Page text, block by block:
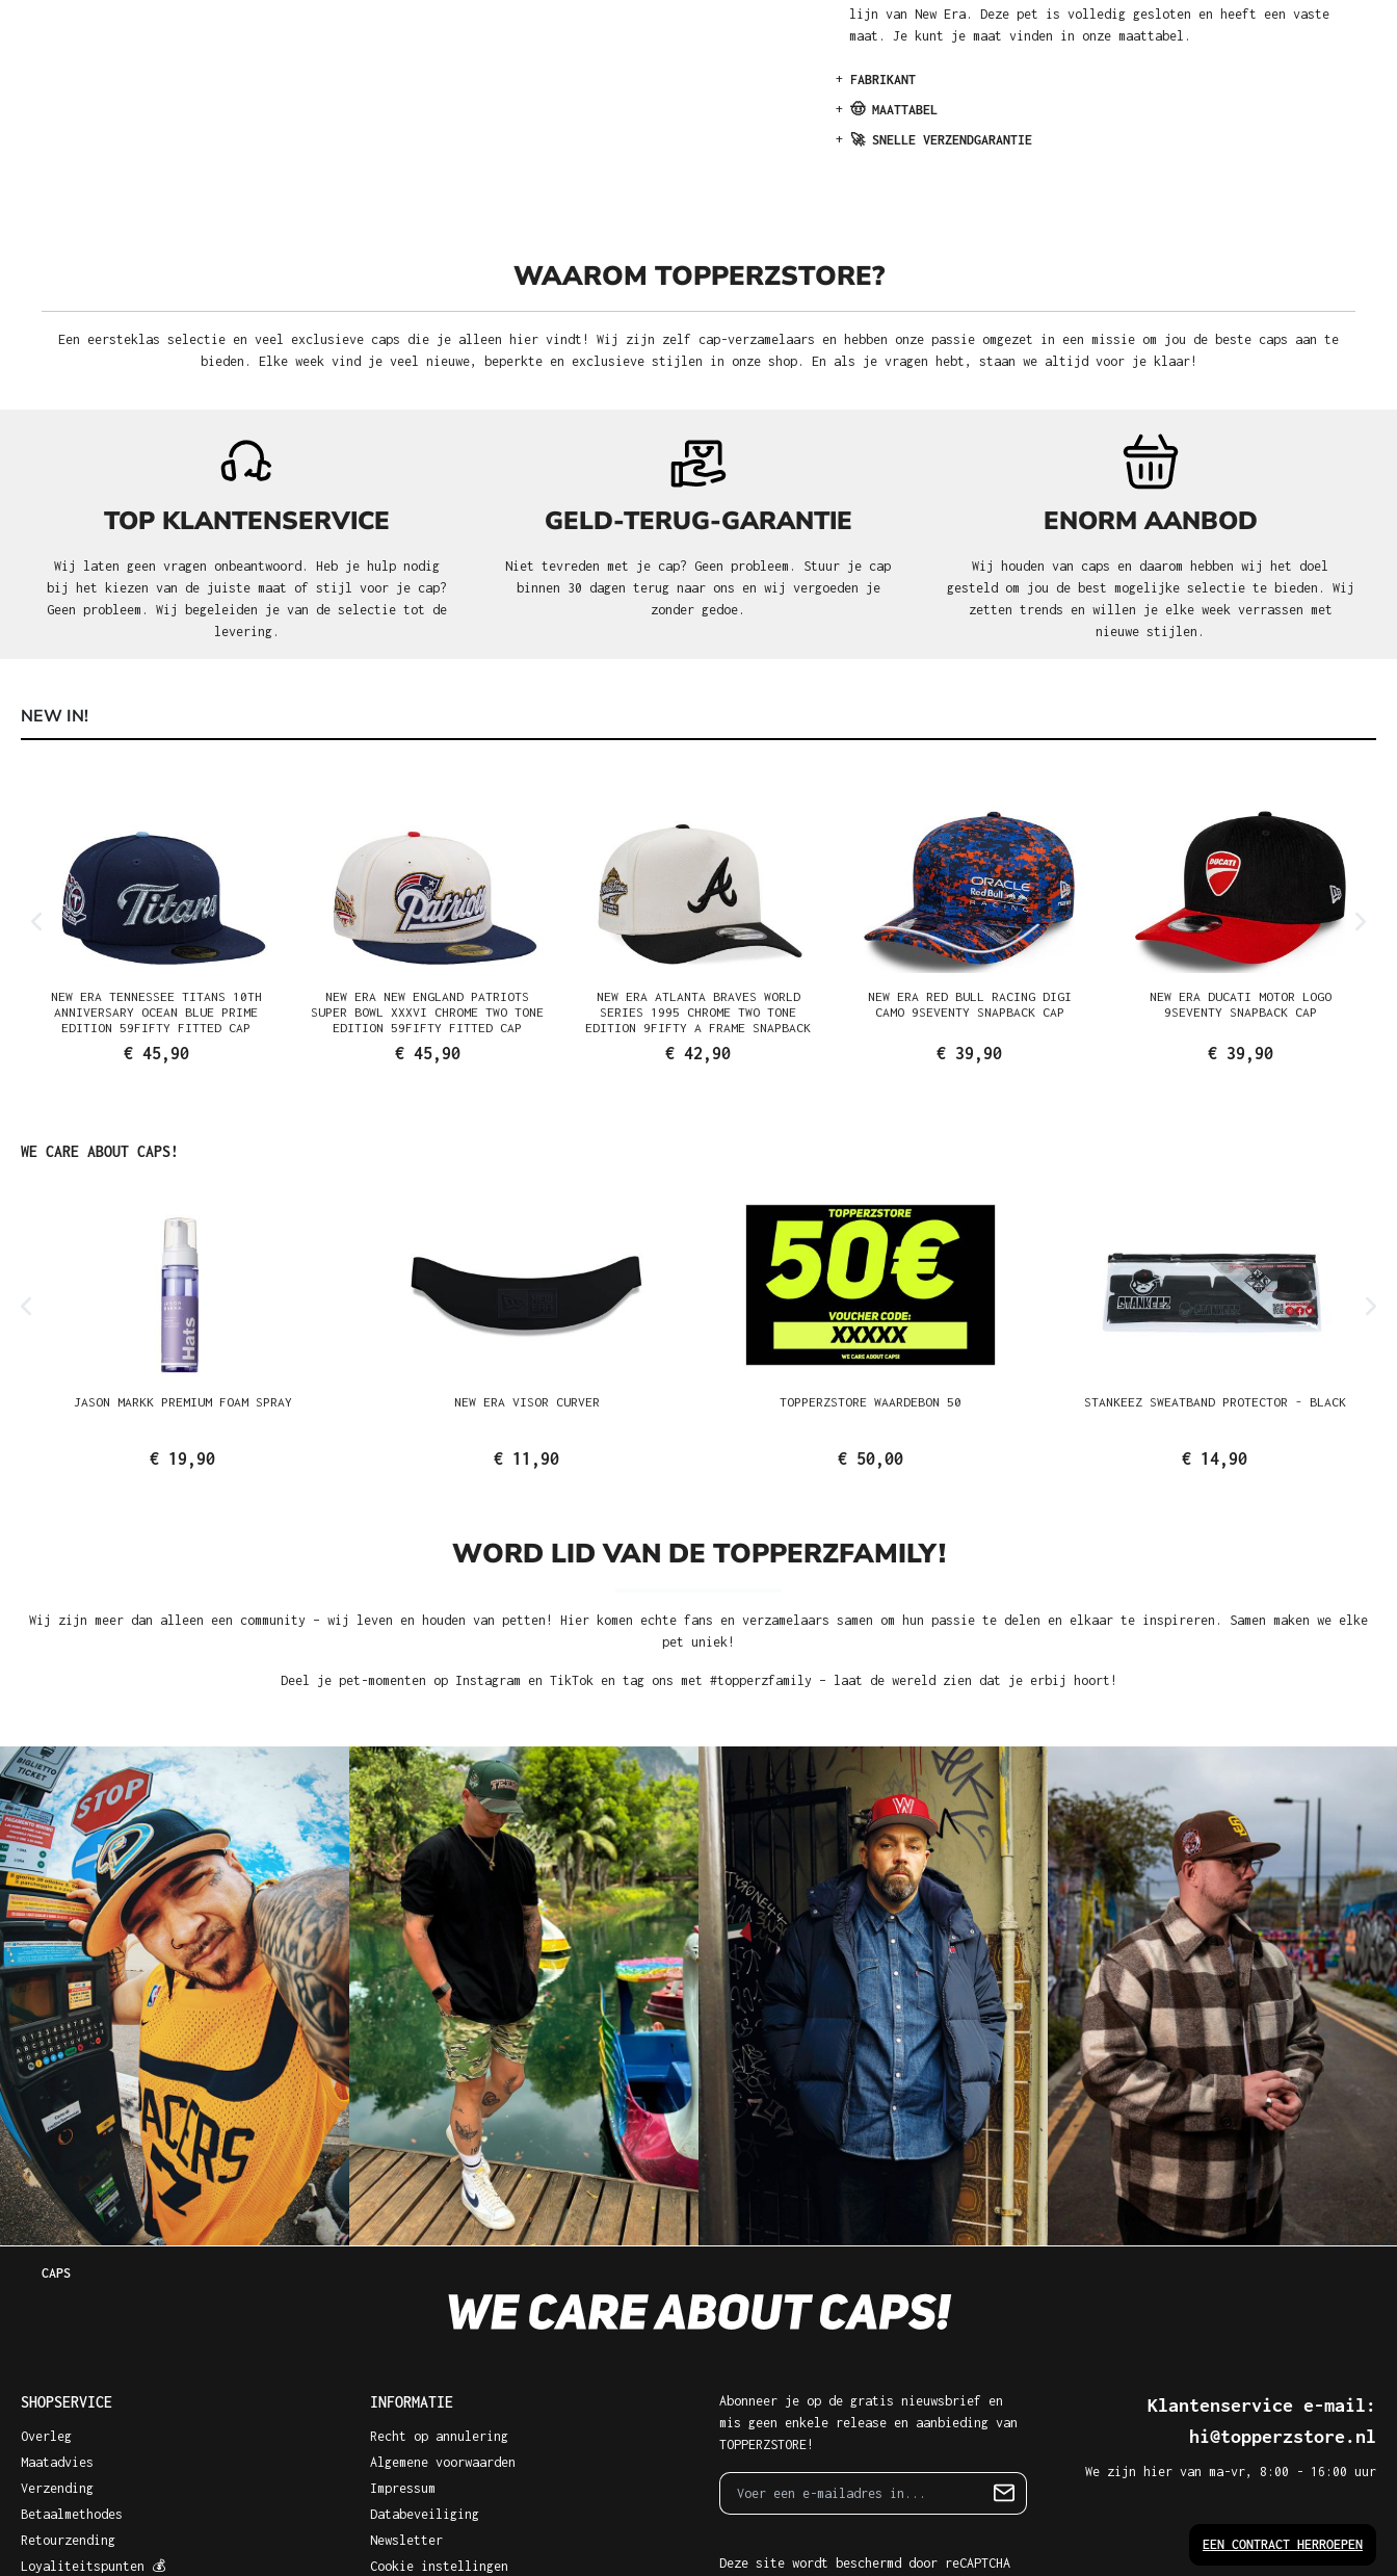
lijn van New Era. Deze pet is volledig gesloten en heeft een vaste
maat. Je kunt je maat vinden in onze maattabel.
+ FABRIKANT
+ 🤠 MAATTABEL
+ 🚀 SNELLE VERZENDGARANTIE
WAAROM TOPPERZSTORE?
Een eersteklas selectie en veel exclusieve caps die je alleen hier vindt! Wij zijn zelf cap-verzamelaars en hebben onze passie omgezet in een missie om jou de beste caps aan te
bieden. Elke week vind je veel nieuwe, beperkte en exclusieve stijlen in onze shop. En als je vragen hebt, staan we altijd voor je klaar!
TOP KLANTENSERVICE
Wij laten geen vragen onbeantwoord. Heb je hulp nodig
bij het kiezen van de juiste maat of stijl voor je cap?
Geen probleem. Wij begeleiden je van de selectie tot de
levering.
GELD-TERUG-GARANTIE
Niet tevreden met je cap? Geen probleem. Stuur je cap
binnen 30 dagen terug naar ons en wij vergoeden je
zonder gedoe.
ENORM AANBOD
Wij houden van caps en daarom hebben wij het doel
gesteld om jou de best mogelijke selectie te bieden. Wij
zetten trends en willen je elke week verrassen met
nieuwe stijlen.
NEW IN!
NEW ERA TENNESSEE TITANS 10TH
ANNIVERSARY OCEAN BLUE PRIME
EDITION 59FIFTY FITTED CAP
€ 45,90
NEW ERA NEW ENGLAND PATRIOTS
SUPER BOWL XXXVI CHROME TWO TONE
EDITION 59FIFTY FITTED CAP
€ 45,90
NEW ERA ATLANTA BRAVES WORLD
SERIES 1995 CHROME TWO TONE
EDITION 9FIFTY A FRAME SNAPBACK
CAP
€ 42,90
NEW ERA RED BULL RACING DIGI
CAMO 9SEVENTY SNAPBACK CAP
€ 39,90
NEW ERA DUCATI MOTOR LOGO
9SEVENTY SNAPBACK CAP
€ 39,90
Productgalerij overslaan
WE CARE ABOUT CAPS!
JASON MARKK PREMIUM FOAM SPRAY
€ 19,90
NEW ERA VISOR CURVER
€ 11,90
TOPPERZSTORE WAARDEBON 50
€ 50,00
STANKEEZ SWEATBAND PROTECTOR - BLACK
€ 14,90
WORD LID VAN DE TOPPERZFAMILY!
Wij zijn meer dan alleen een community – wij leven en houden van petten! Hier komen echte fans en verzamelaars samen om hun passie te delen en elkaar te inspireren. Samen maken we elke
pet uniek!
Deel je pet-momenten op Instagram en TikTok en tag ons met #topperzfamily – laat de wereld zien dat je erbij hoort!
CAPS
SHOPSERVICE
Overleg
Maatadvies
Verzending
Betaalmethodes
Retourzending
Loyaliteitspunten 💰
INFORMATIE
Recht op annulering
Algemene voorwaarden
Impressum
Databeveiliging
Newsletter
Cookie instellingen
Abonneer je op de gratis nieuwsbrief en
mis geen enkele release en aanbieding van
TOPPERZSTORE!
Deze site wordt beschermd door reCAPTCHA
Klantenservice e-mail:
hi@topperzstore.nl
We zijn hier van ma-vr, 8:00 - 16:00 uur
EEN CONTRACT HERROEPEN